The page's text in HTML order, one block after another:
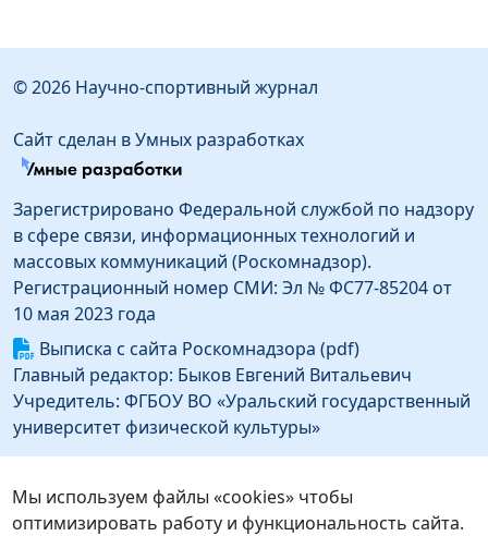
© 2026 Научно-спортивный журнал
Сайт сделан в Умных разработках
Зарегистрировано Федеральной службой по надзору
в сфере связи, информационных технологий и
массовых коммуникаций (Роскомнадзор).
Регистрационный номер СМИ: Эл № ФС77-85204 от
10 мая 2023 года
Выписка с сайта Роскомнадзора (pdf)
Главный редактор: Быков Евгений Витальевич
Учредитель: ФГБОУ ВО «Уральский государственный
университет физической культуры»
Информация об издателе
Издатель: Федеральное государственное бюджетное
образовательное учреждение высшего образования
Мы используем файлы «cookies» чтобы
оптимизировать работу и функциональность сайта.